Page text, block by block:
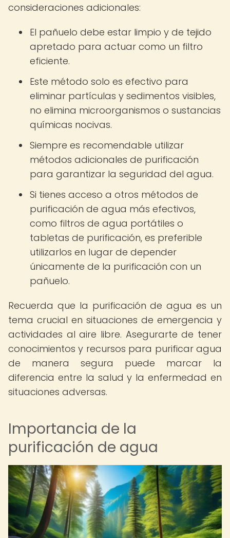
consideraciones adicionales:
El pañuelo debe estar limpio y de tejido
apretado para actuar como un filtro
eficiente.
Este método solo es efectivo para
eliminar partículas y sedimentos visibles,
no elimina microorganismos o sustancias
químicas nocivas.
Siempre es recomendable utilizar
métodos adicionales de purificación
para garantizar la seguridad del agua.
Si tienes acceso a otros métodos de
purificación de agua más efectivos,
como filtros de agua portátiles o
tabletas de purificación, es preferible
utilizarlos en lugar de depender
únicamente de la purificación con un
pañuelo.
Recuerda que la purificación de agua es un
tema crucial en situaciones de emergencia y
actividades al aire libre. Asegurarte de tener
conocimientos y recursos para purificar agua
de manera segura puede marcar la
diferencia entre la salud y la enfermedad en
situaciones adversas.
Importancia de la
purificación de agua